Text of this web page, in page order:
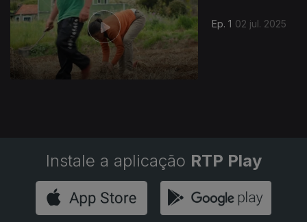
Ep. 1 02 jul. 2025
Instale a aplicação RTP Play